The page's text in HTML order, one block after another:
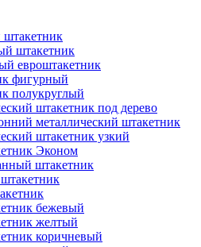
штакетник
штакетник
евроштакетник
фигурный
полукруглый
штакетник под дерево
металлический штакетник
штакетник узкий
Эконом
штакетник
бежевый
желтый
коричневый